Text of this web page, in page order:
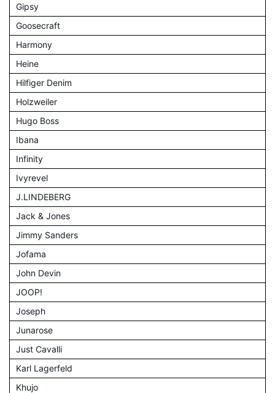
Gipsy
Goosecraft
Harmony
Heine
Hilfiger Denim
Holzweiler
Hugo Boss
Ibana
Infinity
Ivyrevel
J.LINDEBERG
Jack & Jones
Jimmy Sanders
Jofama
John Devin
JOOP!
Joseph
Junarose
Just Cavalli
Karl Lagerfeld
Khujo